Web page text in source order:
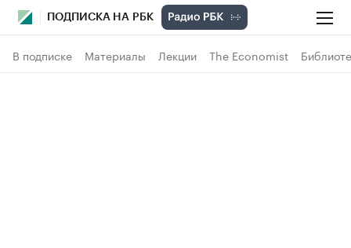
ПОДПИСКА НА РБК
В подписке Материалы Лекции The Economist